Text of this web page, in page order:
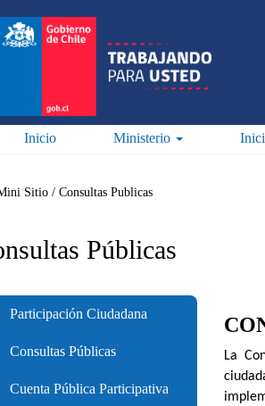
Inicio Ministerio
Sitio / Consultas Publicas
Públicas
Participación Ciudadana
Consultas Públicas
Cuenta Pública Participativa
La